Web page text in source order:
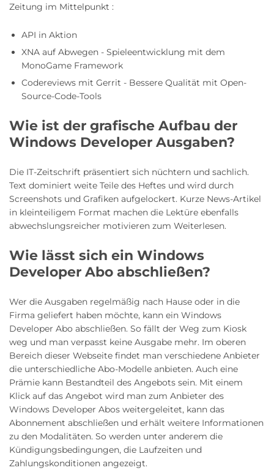
Zeitung im Mittelpunkt :
API in Aktion
XNA auf Abwegen - Spieleentwicklung mit dem
MonoGame Framework
Codereviews mit Gerrit - Bessere Qualität mit Open-
Source-Code-Tools
Wie ist der grafische Aufbau der
Windows Developer Ausgaben?
Die IT-Zeitschrift präsentiert sich nüchtern und sachlich.
Text dominiert weite Teile des Heftes und wird durch
Screenshots und Grafiken aufgelockert. Kurze News-Artikel
in kleinteiligem Format machen die Lektüre ebenfalls
abwechslungsreicher motivieren zum Weiterlesen.
Wie lässt sich ein Windows
Developer Abo abschließen?
Wer die Ausgaben regelmäßig nach Hause oder in die
Firma geliefert haben möchte, kann ein Windows
Developer Abo abschließen. So fällt der Weg zum Kiosk
weg und man verpasst keine Ausgabe mehr. Im oberen
Bereich dieser Webseite findet man verschiedene Anbieter
die unterschiedliche Abo-Modelle anbieten. Auch eine
Prämie kann Bestandteil des Angebots sein. Mit einem
Klick auf das Angebot wird man zum Anbieter des
Windows Developer Abos weitergeleitet, kann das
Abonnement abschließen und erhält weitere Informationen
zu den Modalitäten. So werden unter anderem die
Kündigungsbedingungen, die Laufzeiten und
Zahlungskonditionen angezeigt.